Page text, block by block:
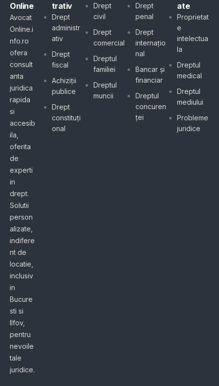
Online
Avocat
Online.i
nfo.ro
ofera
consult
anta
juridica
rapida
si
accesib
ila,
oferita
de
experti
in
drept.
Solutii
person
alizate,
indifere
nt de
locatie,
inclusiv
in
Bucure
sti si
Ilfov,
pentru
nevoile
tale
juridice.
trativ
Drept
administr
ativ
Drept
fiscal
Achiziții
publice
Drept
constituți
onal
Drept
civil
Drept
comercial
Dreptul
familiei
Dreptul
muncii
Drept
penal
Drept
internațio
nal
Bancar și
financiar
Dreptul
concuren
ței
ate
Proprietat
e
intelectua
la
Dreptul
medical
Dreptul
mediului
Probleme
juridice